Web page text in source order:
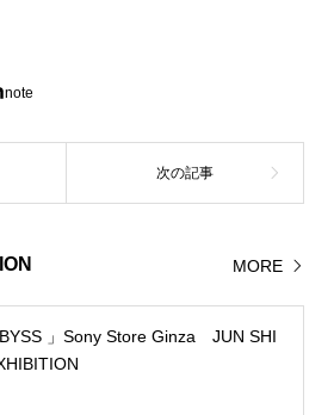
note
MORE
」Sony Store Ginza JUN SHI